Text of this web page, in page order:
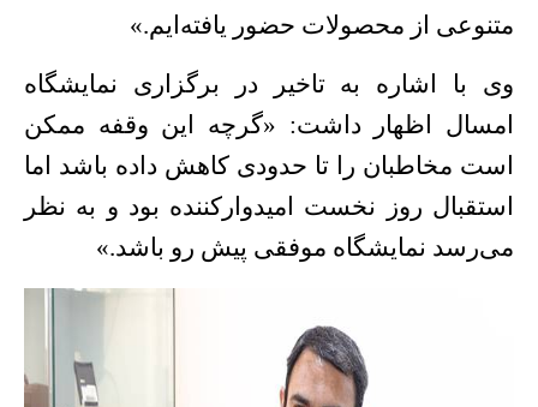
متنوعی از محصولات حضور یافته‌ایم.
»
وی با اشاره به تاخیر در برگزاری نمایشگاه
امسال اظهار داشت: «گرچه این وقفه ممکن
است مخاطبان را تا حدودی کاهش داده باشد اما
استقبال روز نخست امیدوارکننده بود و به نظر
می‌رسد نمایشگاه موفقی پیش رو باشد.
»